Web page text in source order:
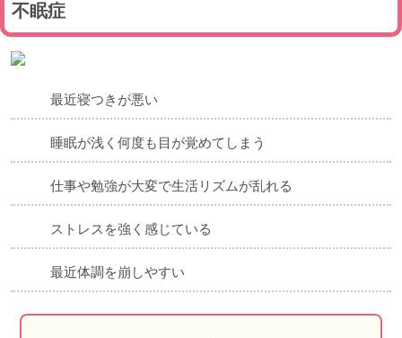
不眠症
最近寝つきが悪い
睡眠が浅く何度も目が覚めてしまう
仕事や勉強が大変で生活リズムが乱れる
ストレスを強く感じている
最近体調を崩しやすい